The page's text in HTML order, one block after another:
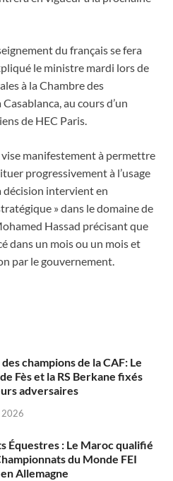
du français se fera
le ministre mardi lors de
à la Chambre des
au cours d’un
de HEC Paris.
manifestement à permettre
progressivement à l’usage
décision intervient en
» dans le domaine de
Hassad précisant que
dans un mois ou un mois et
par le gouvernement.
champions de la CAF: Le
Fès et la RS Berkane fixés
adversaires
2026
Équestres : Le Maroc qualifié
du Monde FEI
Allemagne